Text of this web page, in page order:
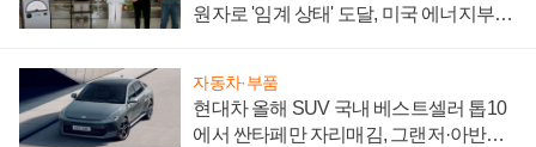
원자로 '임계 상태' 도달, 미국 에너지부
자동차·부품
현대차 올해 SUV 국내 베스트셀러 톱10
에서 싼타페만 자리매김, 그랜저·아반떼